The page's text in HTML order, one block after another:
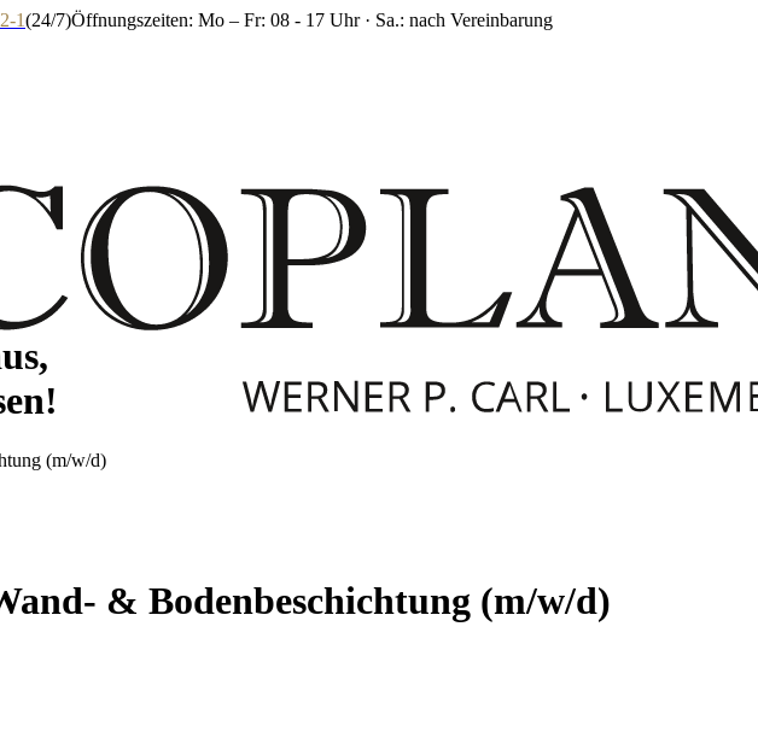
1(24/7)Öffnungszeiten: Mo – Fr: 08 - 17 Uhr · Sa.: nach Vereinbarung
(m/w/d)
& Bodenbeschichtung (m/w/d)